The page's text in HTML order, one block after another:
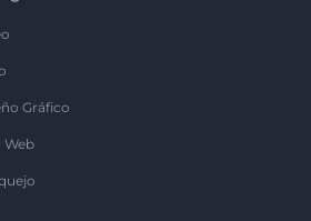
Gráfico
Web